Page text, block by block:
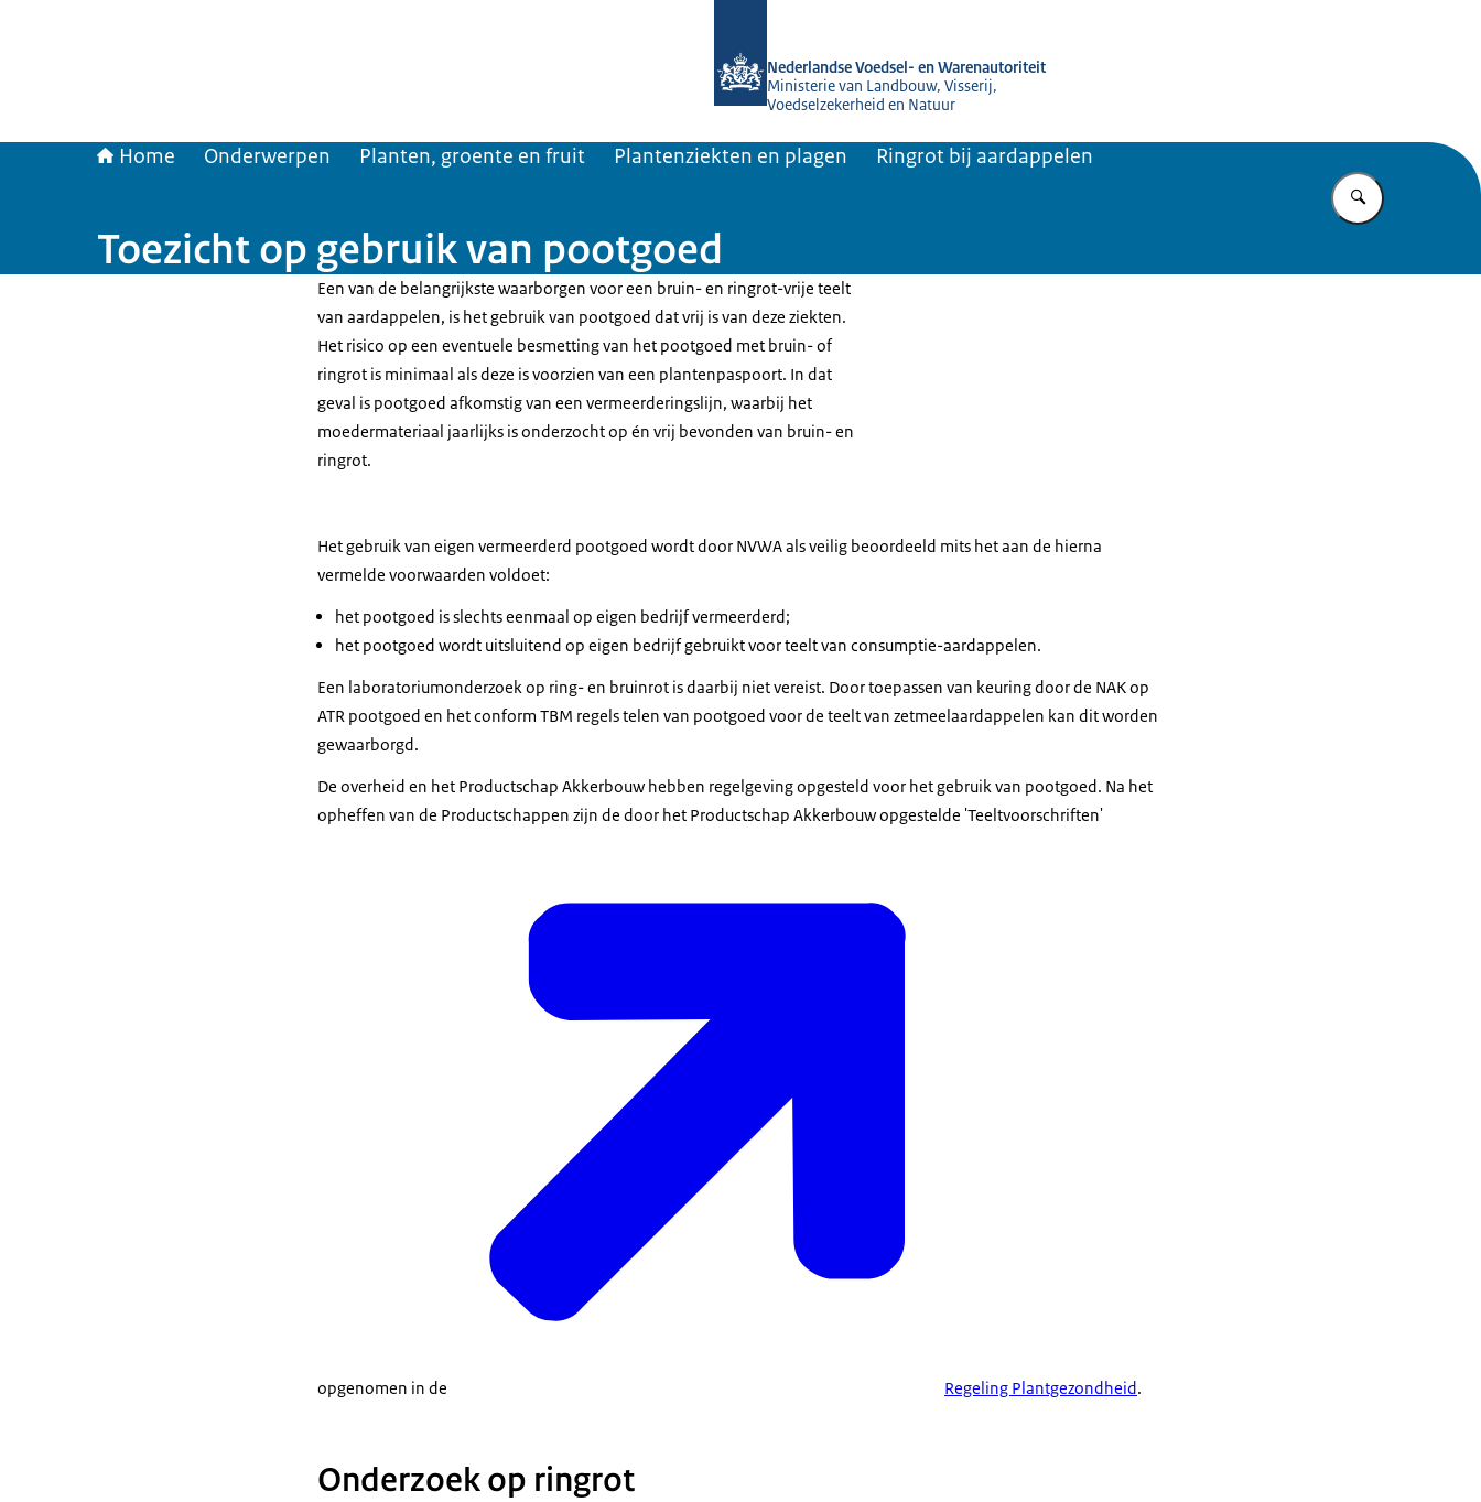
Nederlandse Voedsel- en Warenautoriteit
Ministerie van Landbouw, Visserij,
Voedselzekerheid en Natuur
Home Onderwerpen Planten, groente en fruit Plantenziekten en plagen Ringrot bij aardappelen
Vul in wat u
Toezicht op gebruik van pootgoed
Een van de belangrijkste waarborgen voor een bruin- en ringrot-vrije teelt
van aardappelen, is het gebruik van pootgoed dat vrij is van deze ziekten.
Het risico op een eventuele besmetting van het pootgoed met bruin- of
ringrot is minimaal als deze is voorzien van een plantenpaspoort. In dat
geval is pootgoed afkomstig van een vermeerderingslijn, waarbij het
moedermateriaal jaarlijks is onderzocht op én vrij bevonden van bruin- en
ringrot.
Het gebruik van eigen vermeerderd pootgoed wordt door NVWA als veilig beoordeeld mits het aan de hierna
vermelde voorwaarden voldoet:
het pootgoed is slechts eenmaal op eigen bedrijf vermeerderd;
het pootgoed wordt uitsluitend op eigen bedrijf gebruikt voor teelt van consumptie-aardappelen.
Een laboratoriumonderzoek op ring- en bruinrot is daarbij niet vereist. Door toepassen van keuring door de NAK op
ATR pootgoed en het conform TBM regels telen van pootgoed voor de teelt van zetmeelaardappelen kan dit worden
gewaarborgd.
De overheid en het Productschap Akkerbouw hebben regelgeving opgesteld voor het gebruik van pootgoed. Na het
opheffen van de Productschappen zijn de door het Productschap Akkerbouw opgestelde 'Teeltvoorschriften'
opgenomen in de Regeling Plantgezondheid.
Onderzoek op ringrot